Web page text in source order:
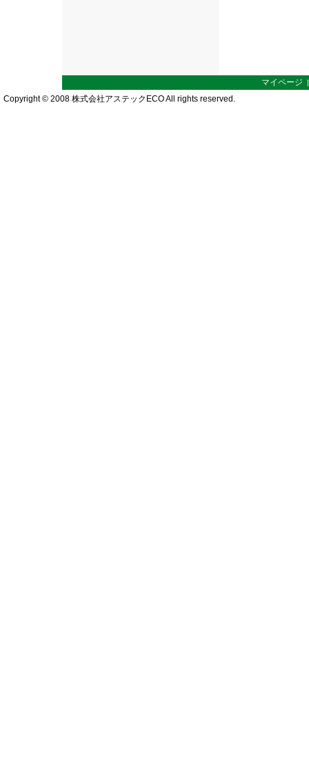
マイページ
Copyright © 2008 株式会社アステックECO All rights reserved.